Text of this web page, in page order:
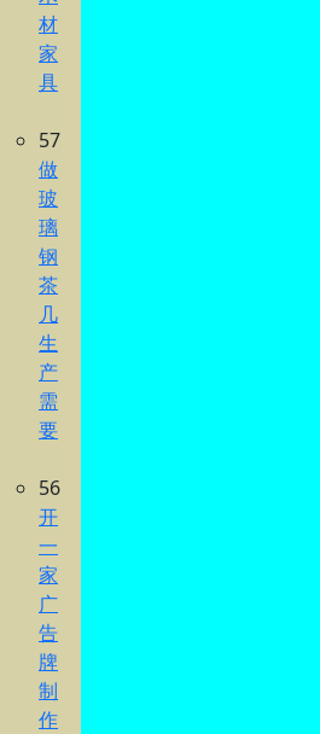
材
家
具
57
做
玻
璃
钢
茶
几
生
产
需
要
56
开
一
家
广
告
牌
制
作